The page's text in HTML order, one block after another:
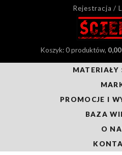
Rejestracja /
Koszyk: 0 produktów,
MATERIAŁY
PROMOCJE I
BAZA
O